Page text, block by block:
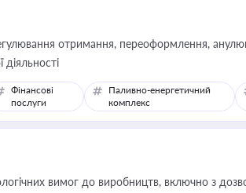
отримання, переоформлення,
Фінансові
послуги
Паливно-енергетичний
комплекс
вимог до виробництв, включно з